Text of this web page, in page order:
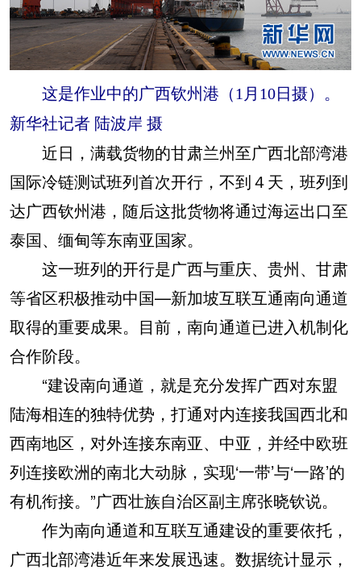
这是作业中的广西钦州港（1月10日摄）。
新华社记者 陆波岸 摄
近日，满载货物的甘肃兰州至广西北部湾港
国际冷链测试班列首次开行，不到４天，班列到
达广西钦州港，随后这批货物将通过海运出口至
泰国、缅甸等东南亚国家。
这一班列的开行是广西与重庆、贵州、甘肃
等省区积极推动中国—新加坡互联互通南向通道
取得的重要成果。目前，南向通道已进入机制化
合作阶段。
“建设南向通道，就是充分发挥广西对东盟
陆海相连的独特优势，打通对内连接我国西北和
西南地区，对外连接东南亚、中亚，并经中欧班
列连接欧洲的南北大动脉，实现‘一带’与‘一路’的
有机衔接。”广西壮族自治区副主席张晓钦说。
作为南向通道和互联互通建设的重要依托，
广西北部湾港近年来发展迅速。数据统计显示，